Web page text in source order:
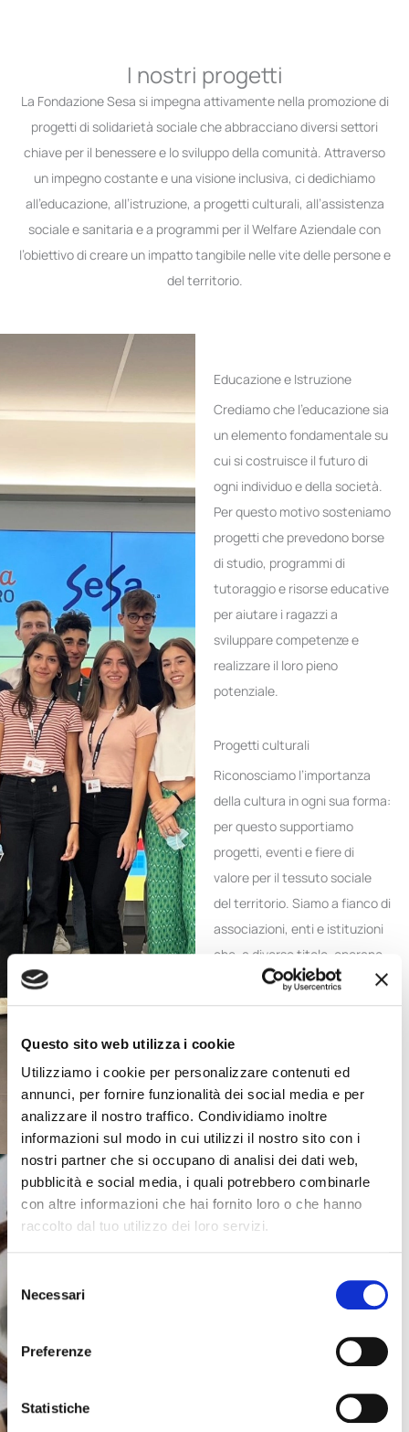
Questo sito web utilizza i cookie
Utilizziamo i cookie per personalizzare contenuti ed
annunci, per fornire funzionalità dei social media e per
analizzare il nostro traffico. Condividiamo inoltre
informazioni sul modo in cui utilizzi il nostro sito con i
nostri partner che si occupano di analisi dei dati web,
pubblicità e social media, i quali potrebbero combinarle
con altre informazioni che hai fornito loro o che hanno
raccolto dal tuo utilizzo dei loro servizi.
delNecessari
Preferenze
Statistiche
I nostri progetti
La Fondazione Sesa si impegna attivamente nella promozione di
progetti di solidarietà sociale che abbracciano diversi settori
chiave per il benessere e lo sviluppo della comunità. Attraverso
un impegno costante e una visione inclusiva, ci dedichiamo
all’educazione, all’istruzione, a progetti culturali, all’assistenza
sociale e sanitaria e a programmi per il Welfare Aziendale con
l’obiettivo di creare un impatto tangibile nelle vite delle persone e
del territorio.
Educazione e Istruzione
Crediamo che l’educazione sia
un elemento fondamentale su
cui si costruisce il futuro di
ogni individuo e della società.
Per questo motivo sosteniamo
progetti che prevedono borse
di studio, programmi di
tutoraggio e risorse educative
per aiutare i ragazzi a
sviluppare competenze e
realizzare il loro pieno
potenziale.
Progetti culturali
Riconosciamo l’importanza
della cultura in ogni sua forma:
per questo supportiamo
progetti, eventi e fiere di
valore per il tessuto sociale
del territorio. Siamo a fianco di
associazioni, enti e istituzioni
che, a diverso titolo, operano
nel settore contribuendo così
ad arricchire il patrimonio
della nostra comunità.
Assistenza Sociale e Sanitaria
Ci impegniamo a sostenere
progetti affinché ogni individuo
abbia accesso a servizi
sanitari e sociali di qualità.
sanitarie, ospedali e cliniche
e supporto emotivo a coloro